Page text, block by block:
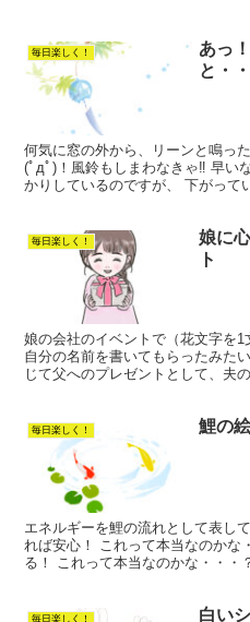
毎日楽しく！
あっ
と・・
何気に窓の外から、リーンと鳴っ
(ﾟдﾟ)！風鈴もしまわなきゃ‼ 早い
かりしているのですが、 下がって
毎日楽しく！
娘に
ト
娘の会社のイベントで（花文字を
自分の名前を書いてもらったみた
じて父へのプレゼントとして、夫
毎日楽しく！ 鯉の
エネルギーを鯉の流れとして表し
れば安心！ これって本当なのかな
る！ これって本当なのかな・・・
毎日楽しく！
白い